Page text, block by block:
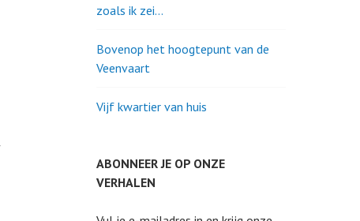
zoals ik zei…
Bovenop het hoogtepunt van de
Veenvaart
Vijf kwartier van huis
ABONNEER JE OP ONZE
VERHALEN